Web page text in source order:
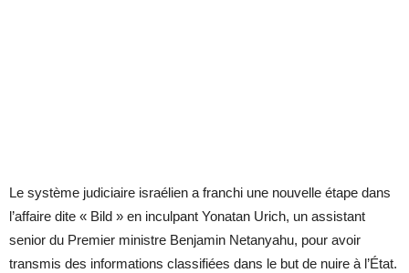
Le système judiciaire israélien a franchi une nouvelle étape dans
l’affaire dite « Bild » en inculpant Yonatan Urich, un assistant
senior du Premier ministre Benjamin Netanyahu, pour avoir
transmis des informations classifiées dans le but de nuire à l’État.